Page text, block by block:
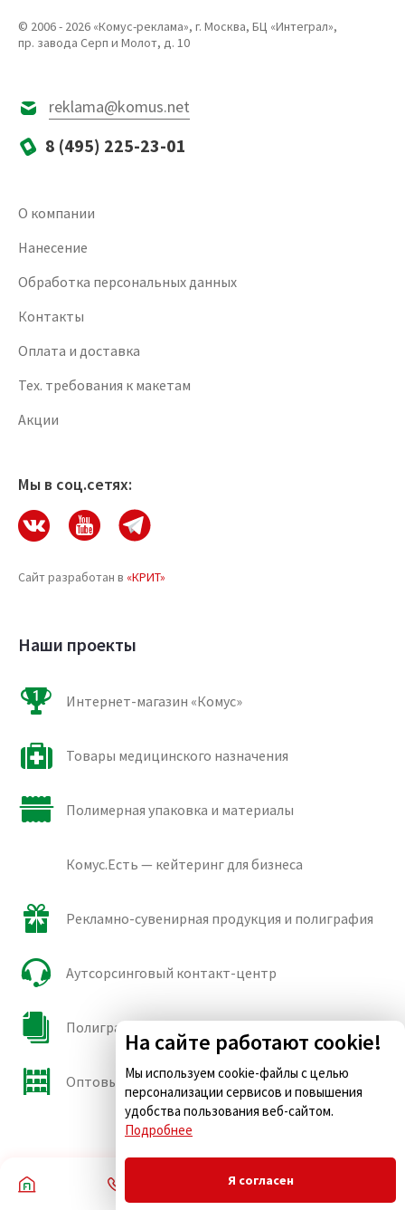
© 2006 - 2026 «Комус-реклама», г. Москва, БЦ «Интеграл»,
пр. завода Серп и Молот, д. 10
reklama@komus.net
8 (495) 225-23-01
О компании
Нанесение
Обработка персональных данных
Контакты
Оплата и доставка
Тех. требования к макетам
Акции
Мы в соц.сетях:
Сайт разработан в «КРИТ»
Наши проекты
Интернет-магазин «Комус»
Товары медицинского назначения
Полимерная упаковка и материалы
Комус.Есть — кейтеринг для бизнеса
Рекламно-сувенирная продукция и полиграфия
Аутсорсинговый контакт-центр
Полиграфические сорта бумаги и картона
Оптовые продажи
На сайте работают cookie!
Мы используем cookie-файлы с целью
персонализации сервисов и повышения
удобства пользования веб-сайтом.
Подробнее
Я согласен